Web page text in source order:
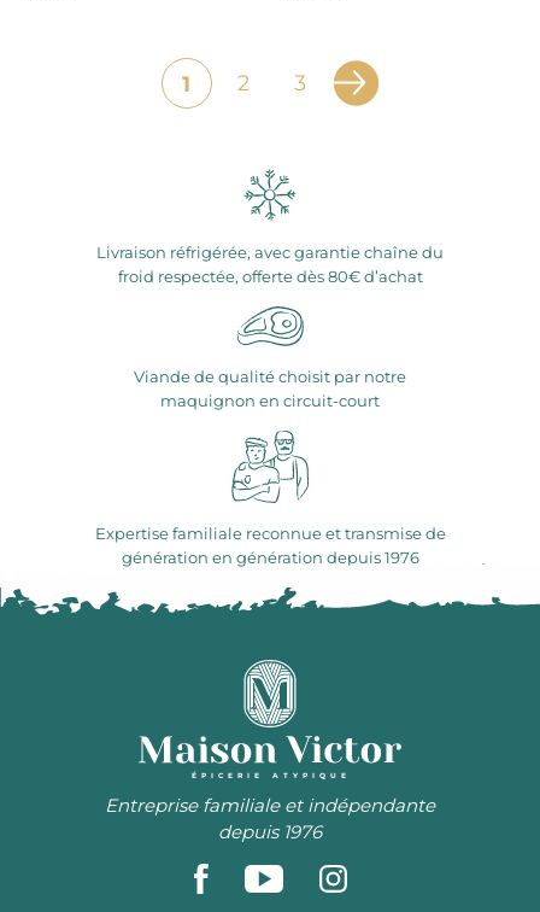
1 2 3
Livraison réfrigérée, avec garantie chaîne du
froid respectée, offerte dès 80€ d’achat
Viande de qualité choisit par notre
maquignon en circuit-court
Expertise familiale reconnue et transmise de
génération en génération depuis 1976
ÉPICERIE ATYPIQUE
Entreprise familiale et indépendante
depuis 1976